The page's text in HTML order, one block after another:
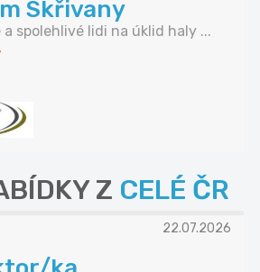
Skřivany
a spolehlivé lidi na úklid haly ...
Z CELÉ ČR
22.07.2026